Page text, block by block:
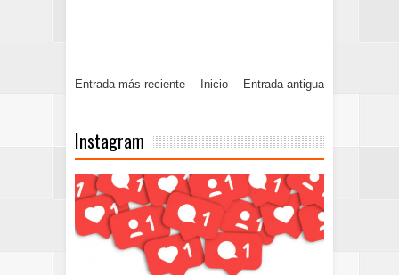
Entrada más reciente Entrada antigua
Inicio
Instagram